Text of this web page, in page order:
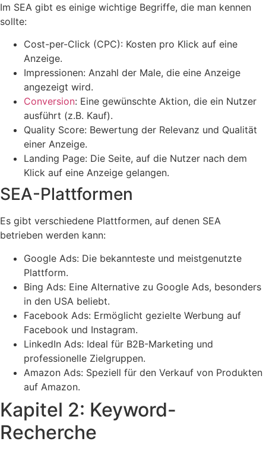
Im SEA gibt es einige wichtige Begriffe, die man kennen
sollte:
Cost-per-Click (CPC): Kosten pro Klick auf eine
Anzeige.
Impressionen: Anzahl der Male, die eine Anzeige
angezeigt wird.
Conversion: Eine gewünschte Aktion, die ein Nutzer
ausführt (z.B. Kauf).
Quality Score: Bewertung der Relevanz und Qualität
einer Anzeige.
Landing Page: Die Seite, auf die Nutzer nach dem
Klick auf eine Anzeige gelangen.
SEA-Plattformen
Es gibt verschiedene Plattformen, auf denen SEA
betrieben werden kann:
Google Ads: Die bekannteste und meistgenutzte
Plattform.
Bing Ads: Eine Alternative zu Google Ads, besonders
in den USA beliebt.
Facebook Ads: Ermöglicht gezielte Werbung auf
Facebook und Instagram.
LinkedIn Ads: Ideal für B2B-Marketing und
professionelle Zielgruppen.
Amazon Ads: Speziell für den Verkauf von Produkten
auf Amazon.
Kapitel 2: Keyword-
Recherche